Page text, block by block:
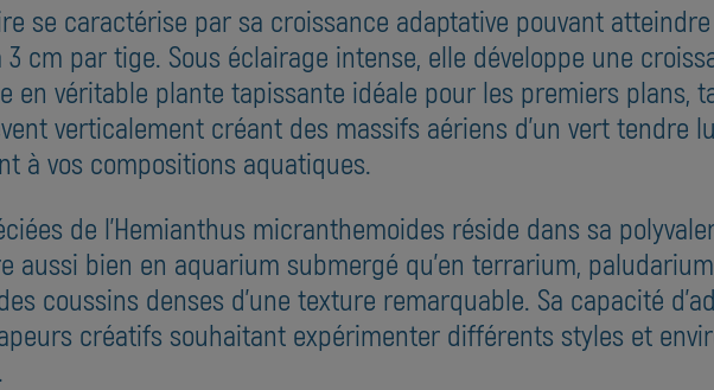
se caractérise par sa croissance adaptative pouvant atteindre
cm par tige. Sous éclairage intense, elle développe une
véritable plante tapissante idéale pour les premiers plans,
verticalement créant des massifs aériens d'un vert tendre
à vos compositions aquatiques.
de l'Hemianthus micranthemoides réside dans sa
aussi bien en aquarium submergé qu'en terrarium,
coussins denses d'une texture remarquable. Sa capacité
créatifs souhaitant expérimenter différents styles et